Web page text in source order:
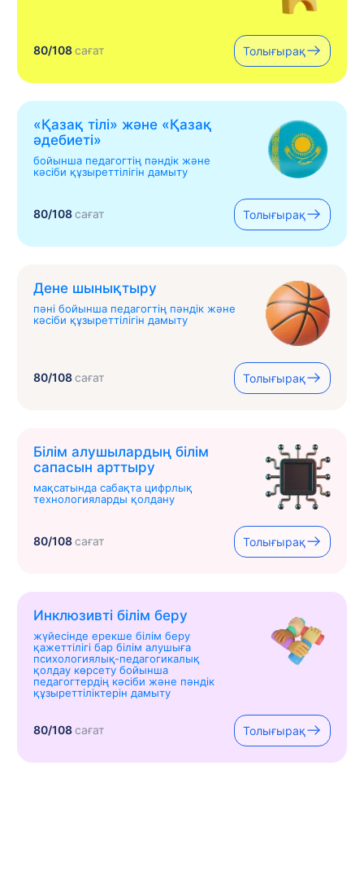
80/108сағат Толығырақ
«Қазақ тілі» жəне «Қазақ
əдебиеті»
бойынша педагогтің пәндік және
кәсіби құзыреттілігін дамыту
80/108сағат Толығырақ
Дене шынықтыру
пәні бойынша педагогтің пәндік және
кәсіби құзыреттілігін дамыту
80/108сағат Толығырақ
Білім алушылардың білім
сапасын арттыру
мақсатында сабақта цифрлық
технологияларды қолдану
80/108сағат Толығырақ
Инклюзивті білім беру
жүйесінде ерекше білім беру
қажеттілігі бар білім алушыға
психологиялық-педагогикалық
қолдау көрсету бойынша
педагогтердің кәсіби және пәндік
құзыреттіліктерін дамыту
80/108сағат Толығырақ